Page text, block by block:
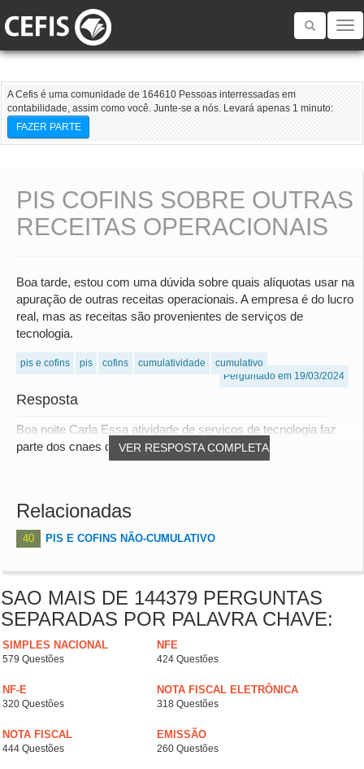
Toggle
A Cefis é uma comunidade de 164610 Pessoas interressadas em
contabilidade, assim como você. Junte-se a nós. Levará apenas 1 minuto:
FAZER PARTE
PIS COFINS SOBRE OUTRAS
RECEITAS OPERACIONAIS
Boa tarde, estou com uma dúvida sobre quais alíquotas usar na
apuração de outras receitas operacionais. A empresa é do lucro
real, mas as receitas são provenientes de serviços de
tecnologia.
pis e cofins pis cofins cumulatividade
cumulativo
Perguntado em 19/03/2024
Resposta
VER RESPOSTA COMPLETA
Boa noite Carla Essa atividade de serviços de tecnologia faz
parte dos cnaes da empresa?
Relacionadas
40 PIS E COFINS NÃO-CUMULATIVO
SAO MAIS DE 144379 PERGUNTAS
SEPARADAS POR PALAVRA CHAVE:
SIMPLES NACIONAL
579 Questões
NFE
424 Questões
NF-E
320 Questões
NOTA FISCAL ELETRÔNICA
318 Questões
NOTA FISCAL
444 Questões
EMISSÃO
260 Questões